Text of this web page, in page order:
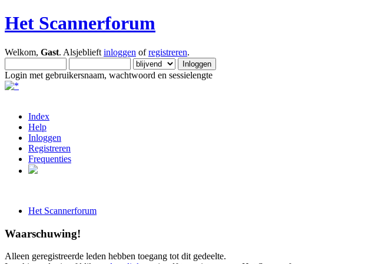
Het Scannerforum
Welkom, Gast. Alsjeblieft inloggen ofregistreren.
Login met gebruikersnaam, wachtwoord en sessielengte
Index
Help
Inloggen
Registreren
Frequenties
Het Scannerforum
Waarschuwing!
Alleen geregistreerde leden hebben toegang tot dit gedeelte.